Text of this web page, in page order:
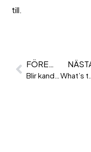
till.
FÖREGÅENDE